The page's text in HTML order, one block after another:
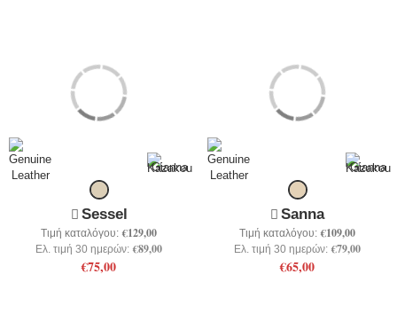
Sessel
Τιμή καταλόγου: €129,00
Ελ. τιμή 30 ημερών: €89,00
€75,00
Sanna
Τιμή καταλόγου: €109,00
Ελ. τιμή 30 ημερών: €79,00
€65,00